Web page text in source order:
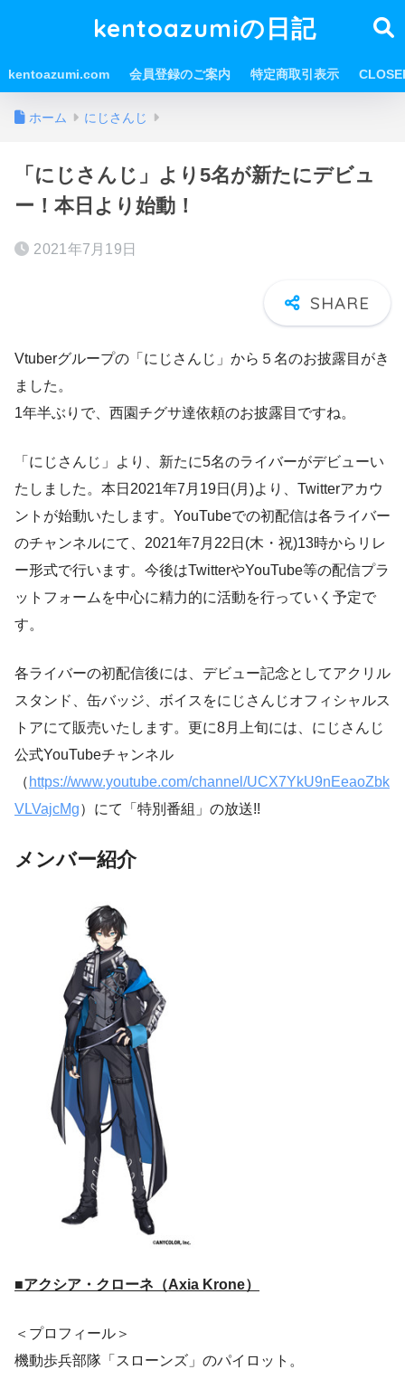
kentoazumiの日記
kentoazumi.com 会員登録のご案内 特定商取引表示
ホーム にじさんじ
「にじさんじ」より5名が新たにデビュ
ー！本日より始動！
2021年7月19日
Vtuberグループの「にじさんじ」から５名のお披露目がき
ました。
1年半ぶりで、西園チグサ達依頼のお披露目ですね。
「にじさんじ」より、新たに5名のライバーがデビューい
たしました。​本日2021年7月19日(月)より、Twitterアカウ
ントが始動いたします。YouTubeでの初配信は各ライバー
のチャンネルにて、2021年7月22日(木・祝)13時からリレ
ー形式で行います。今後はTwitterやYouTube等の配信プラ
ットフォームを中心に精力的に活動を行っていく予定で
す。
各ライバーの初配信後には、デビュー記念としてアクリル
スタンド、缶バッジ、ボイスをにじさんじオフィシャルス
トアにて販売いたします。更に8月上旬には、にじさんじ
公式YouTubeチャンネル
（ https://www.youtube.com/channel/UCX7YkU9nEeaoZbk
VLVajcMg）にて「特別番組」の放送!!
メンバー紹介
■アクシア・クローネ（Axia Krone）
＜プロフィール＞
機動歩兵部隊「スローンズ」のパイロット。